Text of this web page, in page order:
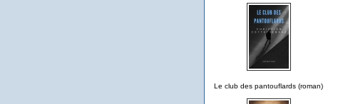
Le club des pantouflards (roman)